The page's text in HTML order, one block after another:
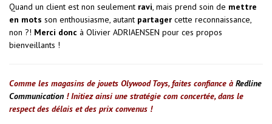
Quand un client est non seulement ravi, mais prend soin de mettre
en mots son enthousiasme, autant partager cette reconnaissance,
non ?! Merci donc à Olivier ADRIAENSEN pour ces propos
bienveillants !
Comme les magasins de jouets Olywood Toys, faites confiance à Redline
Communication ! Initiez ainsi une stratégie com concertée, dans le
respect des délais et des prix convenus !